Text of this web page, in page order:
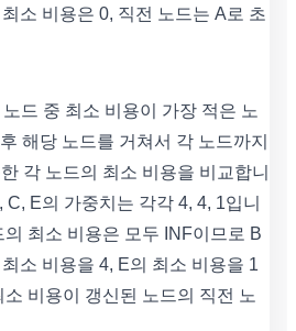
소 비용은 0, 직전 노드는 A로 초
드 중 최소 비용이 가장 적은 노
해당 노드를 거쳐서 각 노드까지
각 노드의 최소 비용을 비교합니
E의 가중치는 각각 4, 4, 1입니
최소 비용은 모두 INF이므로 B
소 비용을 4, E의 최소 비용을 1
비용이 갱신된 노드의 직전 노